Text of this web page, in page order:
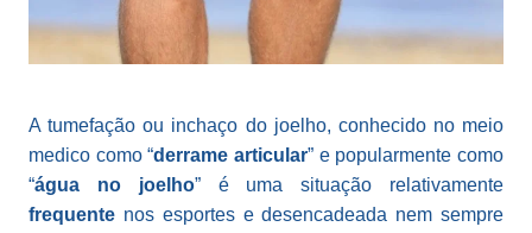
A tumefação ou inchaço do joelho, conhecido no meio
medico como “derrame articular” e popularmente como
“água no joelho” é uma situação relativamente
frequente nos esportes e desencadeada nem sempre